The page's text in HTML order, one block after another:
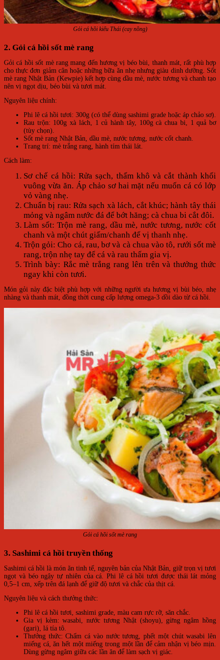
Gỏi cá hồi kiểu Thái (cay nồng)
2. Gỏi cá hồi sốt mè rang
Gỏi cá hồi sốt mè rang mang đến hương vị béo bùi, thanh mát, rất phù hợp
cho thực đơn giảm cân hoặc những bữa ăn nhẹ nhưng giàu dinh dưỡng. Sốt
mè rang Nhật Bản (Kewpie) kết hợp cùng dầu mè, nước tương và chanh tạo
nên vị ngọt dịu, béo bùi và tươi mát.
Nguyên liệu chính:
Phi lê cá hồi tươi: 300g (có thể dùng sashimi grade hoặc áp chảo sơ).
Rau trộn: 100g xà lách, 1 củ hành tây, 100g cà chua bi, 1 quả bơ
(tùy chọn).
Sốt mè rang Nhật Bản, dầu mè, nước tương, nước cốt chanh.
Trang trí: mè trắng rang, hành tím thái lát.
Cách làm:
Sơ chế cá hồi: Rửa sạch, thấm khô và cắt thành khối
vuông vừa ăn. Áp chảo sơ hai mặt nếu muốn cá có lớp
vỏ vàng nhẹ.
Chuẩn bị rau: Rửa sạch xà lách, cắt khúc; hành tây thái
mỏng và ngâm nước đá để bớt hăng; cà chua bi cắt đôi.
Làm sốt: Trộn mè rang, dầu mè, nước tương, nước cốt
chanh và một chút giấm/chanh để vị thanh nhẹ.
Trộn gỏi: Cho cá, rau, bơ và cà chua vào tô, rưới sốt mè
rang, trộn nhẹ tay để cá và rau thấm gia vị.
Trình bày: Rắc mè trắng rang lên trên và thưởng thức
ngay khi còn tươi.
Món gỏi này đặc biệt phù hợp với những người ưa hương vị bùi béo, nhẹ
nhàng và thanh mát, đồng thời cung cấp lượng omega-3 dồi dào từ cá hồi.
Gỏi cá hồi sốt mè rang
3. Sashimi cá hồi truyền thống
Sashimi cá hồi là món ăn tinh tế, nguyên bản của Nhật Bản, giữ trọn vị tươi
ngọt và béo ngậy tự nhiên của cá. Phi lê cá hồi tươi được thái lát mỏng
0,5–1 cm, xếp trên đá lạnh để giữ độ tươi và chắc của thịt cá.
Nguyên liệu và cách thưởng thức:
Phi lê cá hồi tươi, sashimi grade, màu cam rực rỡ, săn chắc.
Gia vị kèm: wasabi, nước tương Nhật (shoyu), gừng ngâm hồng
(gari), lá tía tô.
Thưởng thức: Chấm cá vào nước tương, phết một chút wasabi lên
miếng cá, ăn hết một miếng trong một lần để cảm nhận vị béo mịn.
Dùng gừng ngâm giữa các lần ăn để làm sạch vị giác.